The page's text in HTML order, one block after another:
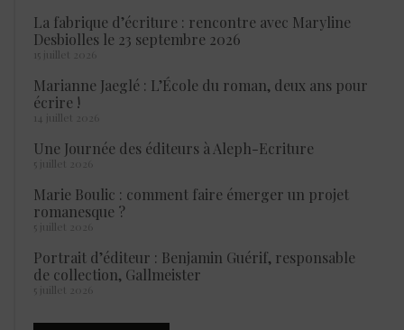
La fabrique d’écriture : rencontre avec Maryline
Desbiolles le 23 septembre 2026
15 juillet 2026
Marianne Jaeglé : L’École du roman, deux ans pour
écrire !
14 juillet 2026
Une Journée des éditeurs à Aleph-Ecriture
5 juillet 2026
Marie Boulic : comment faire émerger un projet
romanesque ?
5 juillet 2026
Portrait d’éditeur : Benjamin Guérif, responsable
de collection, Gallmeister
5 juillet 2026